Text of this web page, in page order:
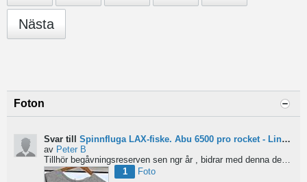
Nästa
Foton
Svar till Spinnfluga LAX-fiske. Abu 6500 pro rocket - Lina för kort?
av Peter B
Tillhör begåvningsreserven sen ngr år , bidrar med denna devis.
1
Foto